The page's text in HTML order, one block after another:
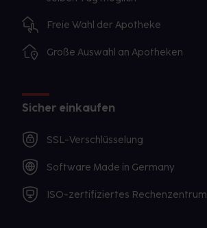
Freie Wahl der Apotheke
Große Auswahl an Apotheken
Sicher einkaufen
SSL-Verschlüsselung
Software Made in Germany
ISO-zertifiziertes Rechenzentrum